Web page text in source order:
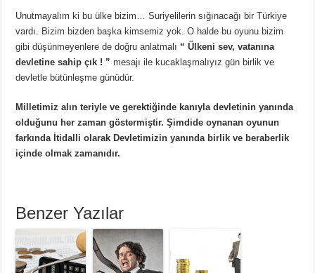
Unutmayalım ki bu ülke bizim… Suriyelilerin sığınacağı bir Türkiye
vardı. Bizim bizden başka kimsemiz yok. O halde bu oyunu bizim
gibi düşünmeyenlere de doğru anlatmalı “ Ülkeni sev, vatanına
devletine sahip çık ! ” mesajı ile kucaklaşmalıyız gün birlik ve
devletle bütünleşme günüdür.
Milletimiz alın teriyle ve gerektiğinde kanıyla devletinin yanında
olduğunu her zaman göstermiştir. Şimdide oynanan oyunun
farkında İtidalli olarak Devletimizin yanında birlik ve beraberlik
içinde olmak zamanıdır.
Benzer Yazılar